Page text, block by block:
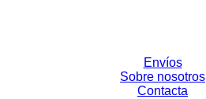
Envíos
Sobre nosotros
Contacta